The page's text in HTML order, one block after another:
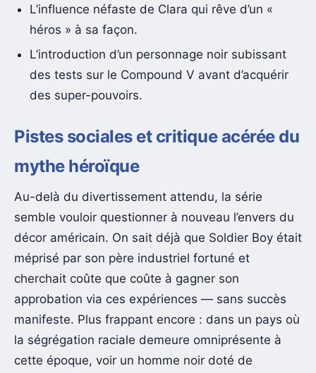
L’influence néfaste de Clara qui rêve d’un «
héros » à sa façon.
L’introduction d’un personnage noir subissant
des tests sur le Compound V avant d’acquérir
des super-pouvoirs.
Pistes sociales et critique acérée du
mythe héroïque
Au-delà du divertissement attendu, la série
semble vouloir questionner à nouveau l’envers du
décor américain. On sait déjà que Soldier Boy était
méprisé par son père industriel fortuné et
cherchait coûte que coûte à gagner son
approbation via ces expériences — sans succès
manifeste. Plus frappant encore : dans un pays où
la ségrégation raciale demeure omniprésente à
cette époque, voir un homme noir doté de